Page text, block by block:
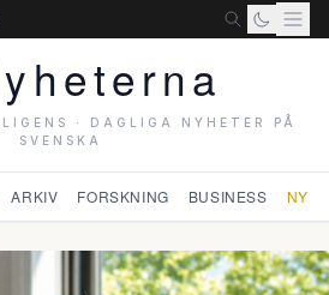
· DAGLIGA NYHETER PÅ
SVENSKA
ARKIV FORSKNING BUSINESS